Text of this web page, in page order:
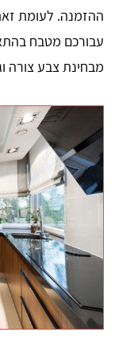
ההזמנה. לעומת
עבורכם מטבח
מבחינת צבע צורה